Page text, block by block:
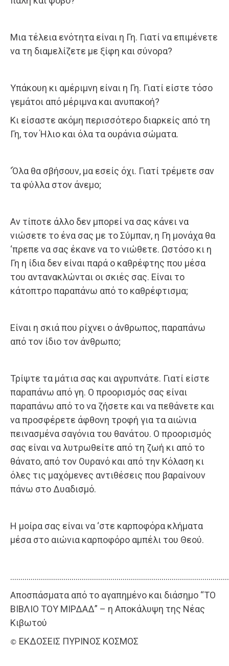
Μια τέλεια ενότητα είναι η Γη. Γιατί να επιμένετε
να τη διαμελίζετε με ξίφη και σύνορα?
Υπάκουη κι αμέριμνη είναι η Γη. Γιατί είστε τόσο
γεμάτοι από μέριμνα και ανυπακοή?
Κι είσαστε ακόμη περισσότερο διαρκείς από τη
Γη, τον Ήλιο και όλα τα ουράνια σώματα.
‘Όλα θα σβήσουν, μα εσείς όχι. Γιατί τρέμετε σαν
τα φύλλα στον άνεμο;
Αν τίποτε άλλο δεν μπορεί να σας κάνει να
νιώσετε το ένα σας με το Σύμπαν, η Γη μονάχα θα
‘πρεπε να σας έκανε να το νιώθετε. Ωστόσο κι η
Γη η ίδια δεν είναι παρά ο καθρέφτης που μέσα
του αντανακλώνται οι σκιές σας. Είναι το
κάτοπτρο παραπάνω από το καθρέφτισμα;
Είναι η σκιά που ρίχνει ο άνθρωπος, παραπάνω
από τον ίδιο τον άνθρωπο;
Τρίψτε τα μάτια σας και αγρυπνάτε. Γιατί είστε
παραπάνω από γη. Ο προορισμός σας είναι
παραπάνω από το να ζήσετε και να πεθάνετε και
να προσφέρετε άφθονη τροφή για τα αιώνια
πεινασμένα σαγόνια του θανάτου. Ο προορισμός
σας είναι να λυτρωθείτε από τη ζωή κι από το
θάνατο, από τον Ουρανό και από την Κόλαση κι
όλες τις μαχόμενες αντιθέσεις που βαραίνουν
πάνω στο Δυαδισμό.
Η μοίρα σας είναι να ‘στε καρποφόρα κλήματα
μέσα στο αιώνια καρποφόρο αμπέλι του Θεού.
……………………………………………………………………………………………..
Αποσπάσματα από το αγαπημένο και διάσημο “ΤΟ
ΒΙΒΛΙΟ ΤΟΥ ΜΙΡΔΑΔ” – η Αποκάλυψη της Νέας
Κιβωτού
© ΕΚΔΟΣΕΙΣ ΠΥΡΙΝΟΣ ΚΟΣΜΟΣ